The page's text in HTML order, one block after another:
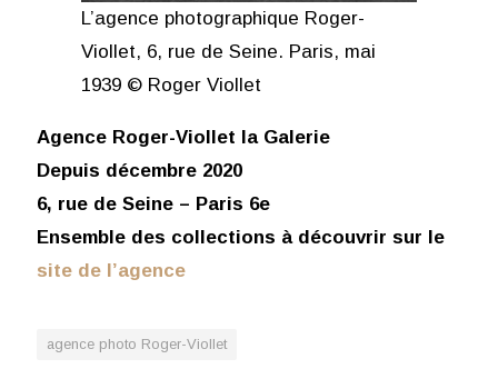
L’agence photographique Roger-
Viollet, 6, rue de Seine. Paris, mai
1939 © Roger Viollet
Agence Roger-Viollet la Galerie
Depuis décembre 2020
6, rue de Seine – Paris 6e
Ensemble des collections à découvrir sur le
site de l’agence
agence photo Roger-Viollet